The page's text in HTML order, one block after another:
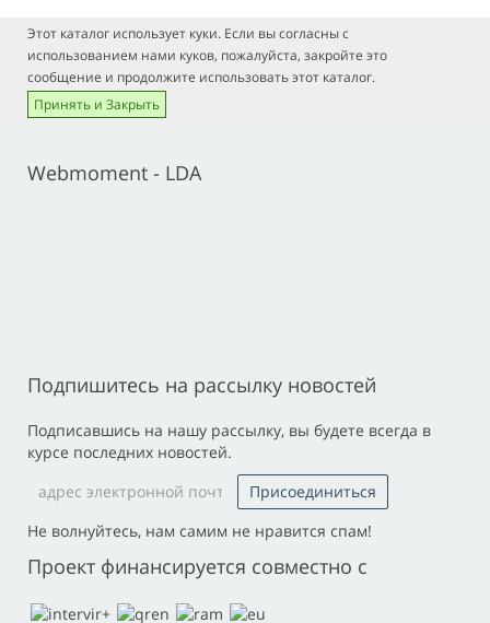
Этот каталог использует куки. Если вы согласны с
использованием нами куков, пожалуйста, закройте это
сообщение и продолжите использовать этот каталог.
Принять и Закрыть
Webmoment - LDA
Подпишитесь на рассылку новостей
Подписавшись на нашу рассылку, вы будете всегда в
курсе последних новостей.
Не волнуйтесь, нам самим не нравится спам!
Проект финансируется совместно с